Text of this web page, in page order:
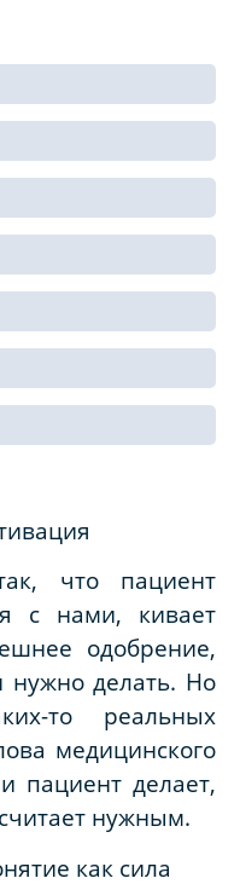
что пациент
с нами, кивает
одобрение,
нужно делать. Но
то реальных
медицинского
пациент делает,
нужным.
как сила